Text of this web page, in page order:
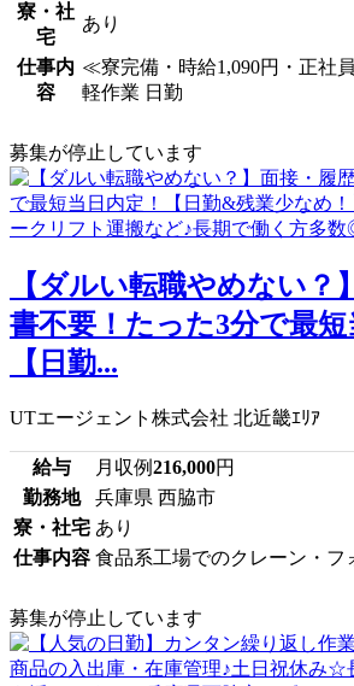
寮・社
宅
あり
仕事内
容
≪寮完備・時給1,090円・正社
軽作業 日勤
募集が停止しています
【ダルい転職やめない？
書不要！たった3分で最短
【日勤...
UTエージェント株式会社 北近畿ｴﾘｱ
給与 月収例216,000円
勤務地
兵庫県 西脇市
寮・社宅 あり
仕事内容 食品系工場でのクレーン・フ
募集が停止しています